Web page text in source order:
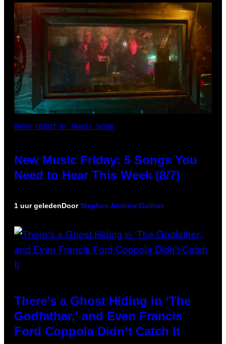
PHOTO CREDIT BY TRAVIS SHINN
New Music Friday: 5 Songs You
Need to Hear This Week (8/7)
1 uur geledenDoorStephen Andrew Galiher
There’s a Ghost Hiding in ‘The
Godfather,’ and Even Francis
Ford Coppola Didn’t Catch It